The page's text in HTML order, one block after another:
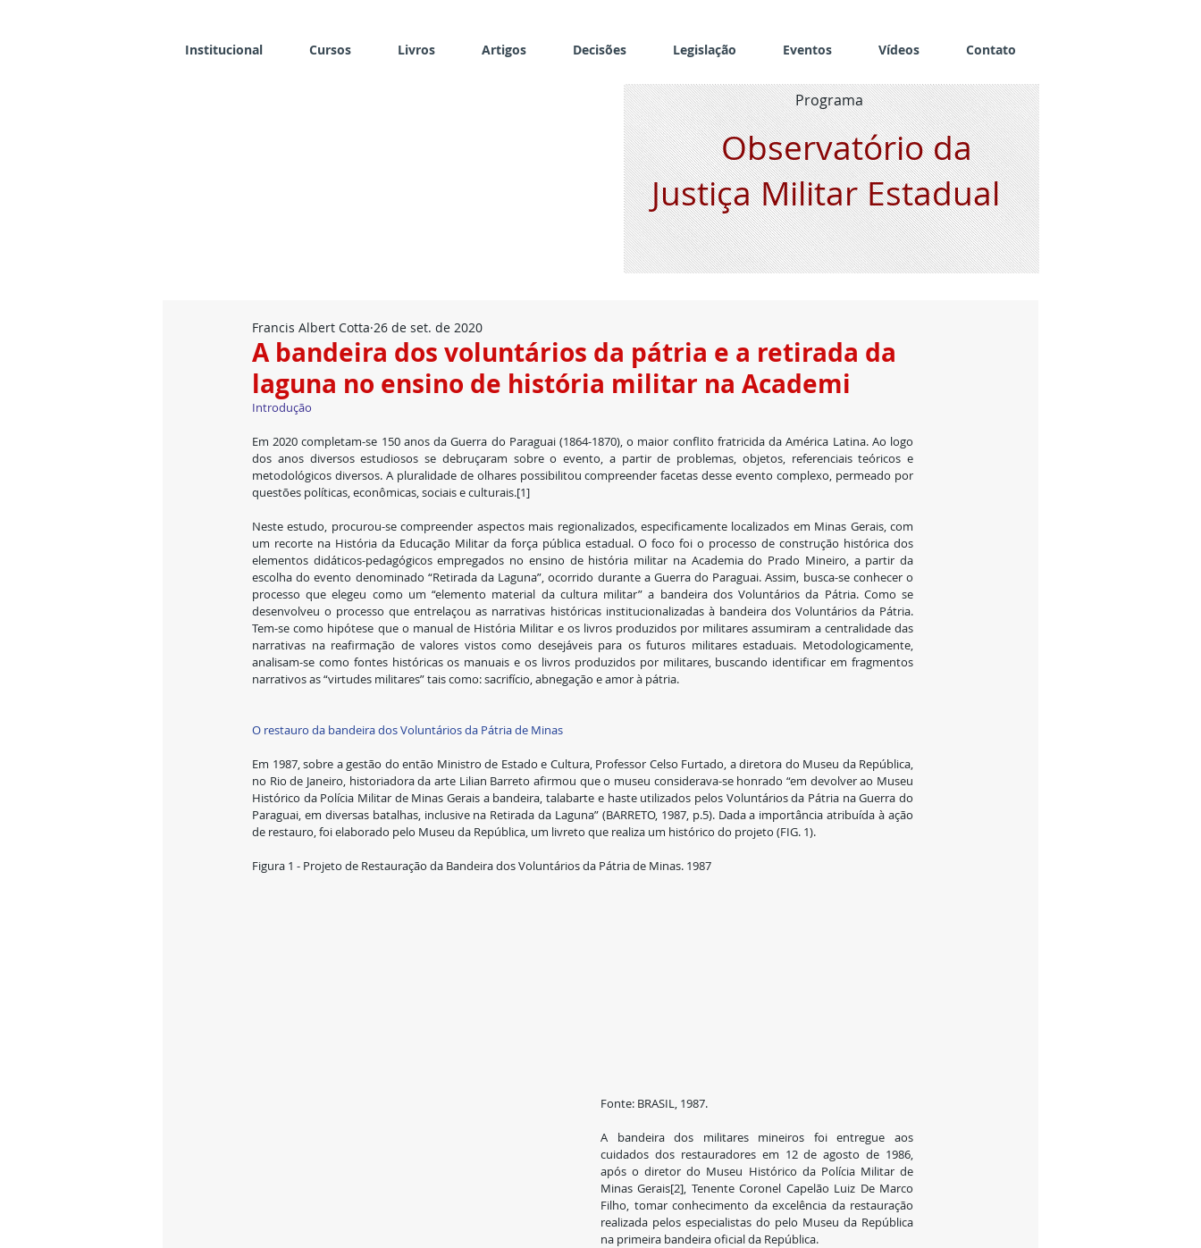
Institucional Cursos Livros Artigos Decisões Legislação Eventos Vídeos Contato
Observatório da
Justiça Militar Estadual
Programa
A bandeira dos voluntários da pátria e a retirada da
laguna no ensino de história militar na Academi
Francis Albert Cotta 26 de set. de 2020
Introdução
Em 2020 completam-se 150 anos da Guerra do Paraguai (1864-1870), o maior conflito fratricida da América Latina. Ao logo
dos anos diversos estudiosos se debruçaram sobre o evento, a partir de problemas, objetos, referenciais teóricos e
metodológicos diversos. A pluralidade de olhares possibilitou compreender facetas desse evento complexo, permeado por
questões políticas, econômicas, sociais e culturais.[1]
Neste estudo, procurou-se compreender aspectos mais regionalizados, especificamente localizados em Minas Gerais, com
um recorte na História da Educação Militar da força pública estadual. O foco foi o processo de construção histórica dos
elementos didáticos-pedagógicos empregados no ensino de história militar na Academia do Prado Mineiro, a partir da
escolha do evento denominado “Retirada da Laguna”, ocorrido durante a Guerra do Paraguai. Assim, busca-se conhecer o
processo que elegeu como um “elemento material da cultura militar” a bandeira dos Voluntários da Pátria. Como se
desenvolveu o processo que entrelaçou as narrativas históricas institucionalizadas à bandeira dos Voluntários da Pátria.
Tem-se como hipótese que o manual de História Militar e os livros produzidos por militares assumiram a centralidade das
narrativas na reafirmação de valores vistos como desejáveis para os futuros militares estaduais. Metodologicamente,
analisam-se como fontes históricas os manuais e os livros produzidos por militares, buscando identificar em fragmentos
narrativos as “virtudes militares” tais como: sacrifício, abnegação e amor à pátria.
O restauro da bandeira dos Voluntários da Pátria de Minas
Em 1987, sobre a gestão do então Ministro de Estado e Cultura, Professor Celso Furtado, a diretora do Museu da República,
no Rio de Janeiro, historiadora da arte Lilian Barreto afirmou que o museu considerava-se honrado “em devolver ao Museu
Histórico da Polícia Militar de Minas Gerais a bandeira, talabarte e haste utilizados pelos Voluntários da Pátria na Guerra do
Paraguai, em diversas batalhas, inclusive na Retirada da Laguna” (BARRETO, 1987, p.5). Dada a importância atribuída à ação
de restauro, foi elaborado pelo Museu da República, um livreto que realiza um histórico do projeto (FIG. 1).
Figura 1 - Projeto de Restauração da Bandeira dos Voluntários da Pátria de Minas. 1987
Fonte: BRASIL, 1987.
A bandeira dos militares mineiros foi entregue aos
cuidados dos restauradores em 12 de agosto de 1986,
após o diretor do Museu Histórico da Polícia Militar de
Minas Gerais[2], Tenente Coronel Capelão Luiz De Marco
Filho, tomar conhecimento da excelência da restauração
realizada pelos especialistas do pelo Museu da República
na primeira bandeira oficial da República.